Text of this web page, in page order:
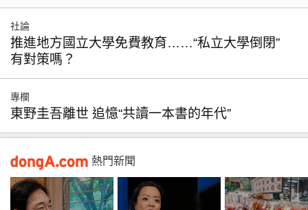
社論
推進地方國立大學免費教育……“私立大學倒閉”
有對策嗎？
專欄
東野圭吾離世 追憶“共讀一本書的年代”
熱門新聞